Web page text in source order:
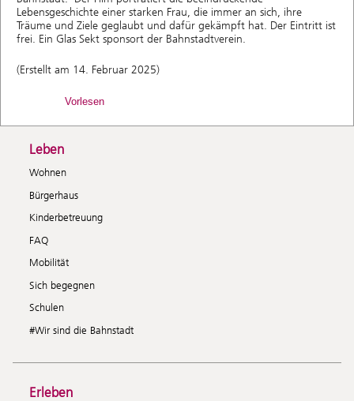
Lebensgeschichte einer starken Frau, die immer an sich, ihre
Träume und Ziele geglaubt und dafür gekämpft hat. Der Eintritt ist
frei. Ein Glas Sekt sponsort der Bahnstadtverein.
(Erstellt am 14. Februar 2025)
Vorlesen
Leben
Wohnen
Bürgerhaus
Kinderbetreuung
FAQ
Mobilität
Sich begegnen
Schulen
#Wir sind die Bahnstadt
Erleben